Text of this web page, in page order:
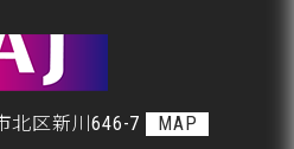
北区新川646-7 MAP